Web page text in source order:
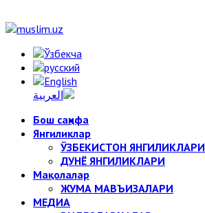
Бош саҳифа
Янгиликлар
ЎЗБЕКИСТОН ЯНГИЛИКЛАРИ
ДУНЁ ЯНГИЛИКЛАРИ
Мақолалар
ЖУМА МАВЪИЗАЛАРИ
МЕДИА